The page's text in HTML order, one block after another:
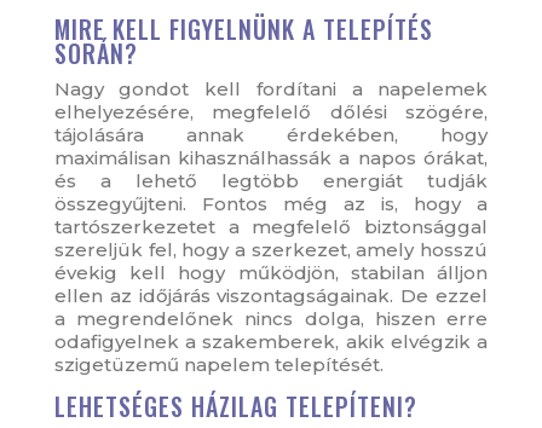
MIRE KELL FIGYELNÜNK A TELEPÍTÉS
SORÁN?
Nagy gondot kell fordítani a napelemek
elhelyezésére, megfelelő dőlési szögére,
tájolására annak érdekében, hogy
maximálisan kihasználhassák a napos órákat,
és a lehető legtöbb energiát tudják
összegyűjteni. Fontos még az is, hogy a
tartószerkezetet a megfelelő biztonsággal
szereljük fel, hogy a szerkezet, amely hosszú
évekig kell hogy működjön, stabilan álljon
ellen az időjárás viszontagságainak. De ezzel
a megrendelőnek nincs dolga, hiszen erre
odafigyelnek a szakemberek, akik elvégzik a
szigetüzemű napelem telepítését.
LEHETSÉGES HÁZILAG TELEPÍTENI?